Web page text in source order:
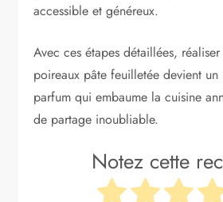
accessible et généreux.
Avec ces étapes détaillées,
poireaux pâte feuilletée devient
parfum qui embaume la cuisine
de partage inoubliable.
Notez cette